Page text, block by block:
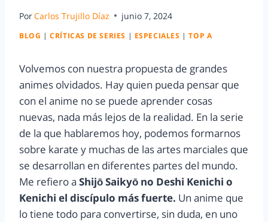
PorCarlos Trujillo Díaz junio 7, 2024
BLOG |CRÍTICAS DE SERIES | ESPECIALES |TOP A
Volvemos con nuestra propuesta de grandes
animes olvidados. Hay quien pueda pensar que
con el anime no se puede aprender cosas
nuevas, nada más lejos de la realidad. En la serie
de la que hablaremos hoy, podemos formarnos
sobre karate y muchas de las artes marciales que
se desarrollan en diferentes partes del mundo.
Me refiero a Shijō Saikyō no Deshi Kenichi o
Kenichi el discípulo más fuerte. Un anime que
lo tiene todo para convertirse, sin duda, en uno